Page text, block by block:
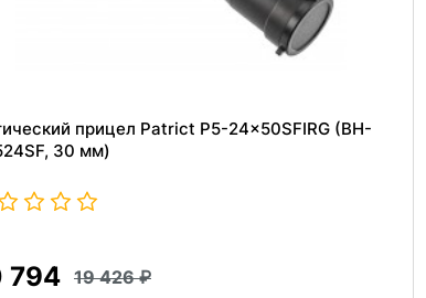
прицел Patrict P5-24x50SFIRG (BH-
30 мм)
794 19 426